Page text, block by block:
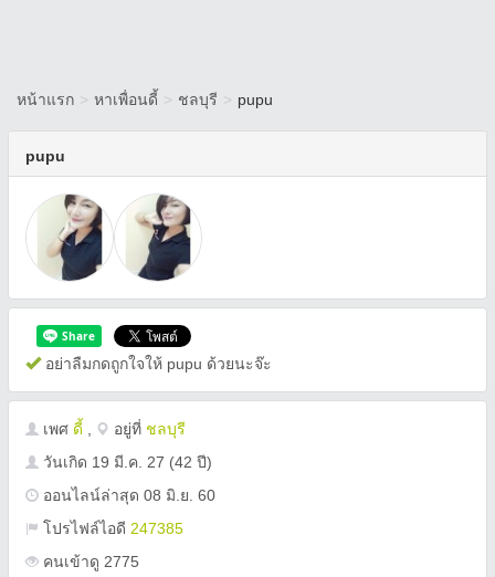
หน้าแรก > หาเพื่อนดี้ > ชลบุรี > pupu
pupu
อย่าลืมกดถูกใจให้ pupu ด้วยนะจ๊ะ
เพศ ดี้ อยู่ที่ ชลบุรี
วันเกิด 19 มี.ค. 27 (42 ปี)
ออนไลน์ล่าสุด 08 มิ.ย. 60
โปรไฟล์ไอดี 247385
คนเข้าดู 2775